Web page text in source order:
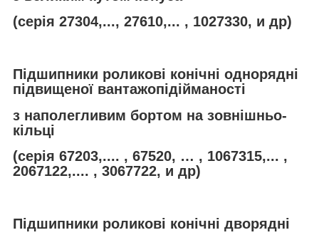
(серія 27304,..., 27610,... , 1027330, и др)
Підшипники роликові конічні однорядні
підвищеної вантажопідійманості
з наполегливим бортом на зовнішньо-
кільці
(серія 67203,.... , 67520, … , 1067315,... ,
2067122,.... , 3067722, и др)
Підшипники роликові конічні дворядні